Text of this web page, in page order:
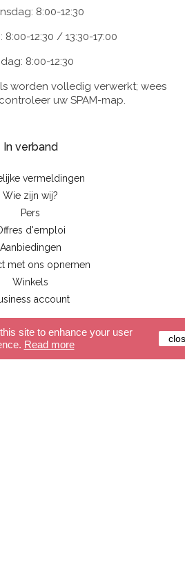
8:00-12:30
12:30 / 13:30-17:00
8:00-12:30
worden volledig verwerkt; wees
uw SPAM-map.
In verband
vermeldingen
Wie zijn wij?
Pers
d'emploi
Aanbiedingen
met ons opnemen
Winkels
account
site to enhance your user
Read more